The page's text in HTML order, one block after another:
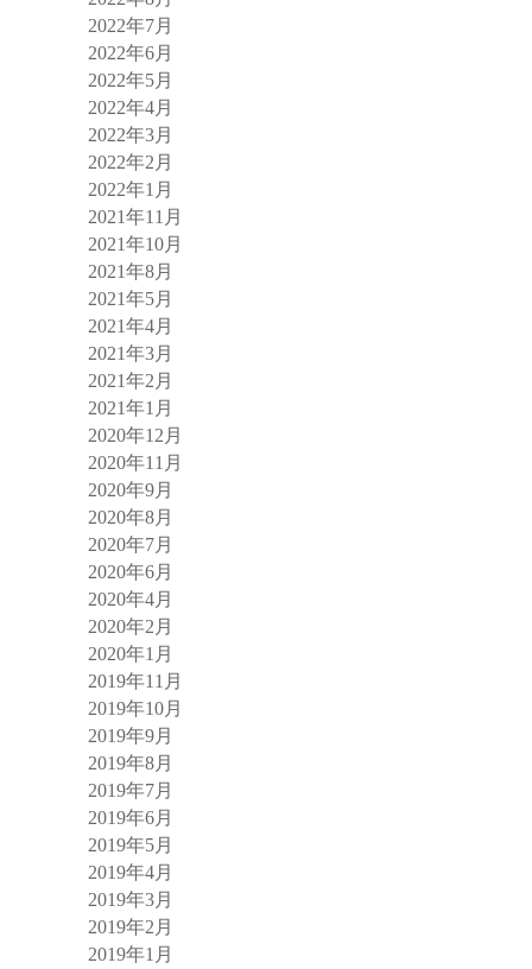
2022年7月
2022年6月
2022年5月
2022年4月
2022年3月
2022年2月
2022年1月
2021年11月
2021年10月
2021年8月
2021年5月
2021年4月
2021年3月
2021年2月
2021年1月
2020年12月
2020年11月
2020年9月
2020年8月
2020年7月
2020年6月
2020年4月
2020年2月
2020年1月
2019年11月
2019年10月
2019年9月
2019年8月
2019年7月
2019年6月
2019年5月
2019年4月
2019年3月
2019年2月
2019年1月